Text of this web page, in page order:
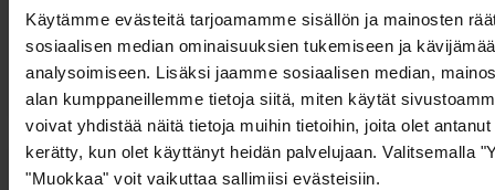
Käytämme evästeitä tarjoamamme sisällön ja mainosten
sosiaalisen median ominaisuuksien tukemiseen ja
analysoimiseen. Lisäksi jaamme sosiaalisen median,
alan kumppaneillemme tietoja siitä, miten käytät
voivat yhdistää näitä tietoja muihin tietoihin, joita olet
kerätty, kun olet käyttänyt heidän palvelujaan. Valitsemalla
"Muokkaa" voit vaikuttaa sallimiisi evästeisiin.
409,00€
alv 0%